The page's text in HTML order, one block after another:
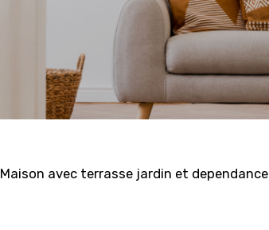
Maison avec terrasse jardin et dependance